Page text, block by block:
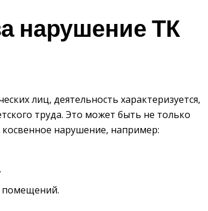
нарушение ТК
лиц, деятельность характеризуется,
труда. Это может быть не только
нарушение, например:
помещений.